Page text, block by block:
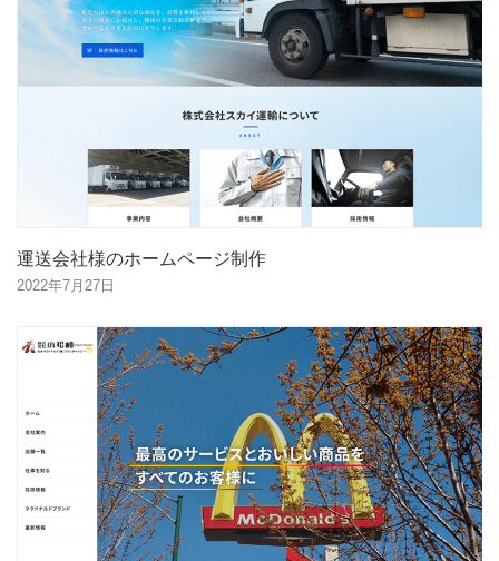
運送会社様のホームページ制作
2022年7月27日